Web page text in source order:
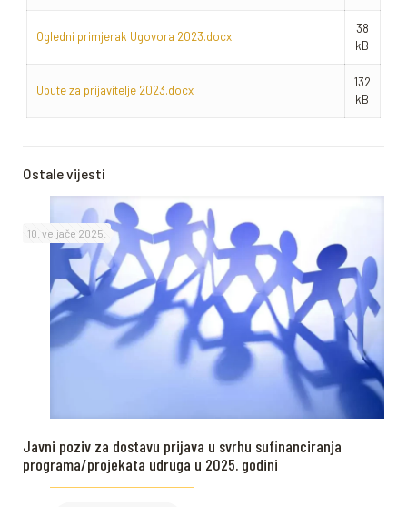
Ogledni primjerak Ugovora 2023.docx
38
kB
Upute za prijavitelje 2023.docx
132
kB
Ostale vijesti
10. veljače 2025.
Javni poziv za dostavu prijava u svrhu sufinanciranja
programa/projekata udruga u 2025. godini